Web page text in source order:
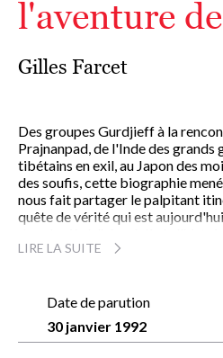
l'aventure
Gilles Farcet
Des groupes Gurdjieff à la
Prajnanpad, de l'Inde des grands
tibétains en exil, au Japon des
des soufis, cette biographie
nous fait partager le palpitant
quête de vérité qui est
Gilles Farcet prouve, selon
existence est bien une quête hors
LIRE LA SUITE
Date de parution
30 janvier 1992